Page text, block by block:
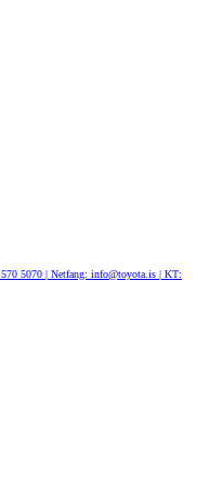
5070 | Netfang: info@toyota.is | KT: